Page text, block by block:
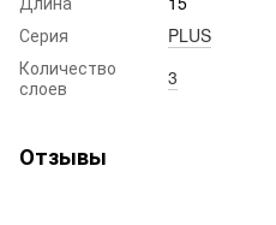
Серия
PLUS
Количество
слоев
3
Отзывы